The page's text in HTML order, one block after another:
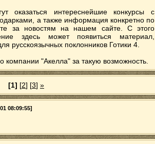
оказаться интереснейшие конкурсы с
а также информация конкретно по
за новостям на нашем сайте. С этого
здесь может появиться материал,
русскоязычных поклонников Готики 4.
"Акелла" за такую возможность.
[1] [2] [3] »
08:09:55]